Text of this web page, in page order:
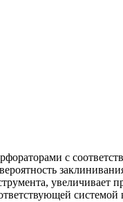
с
увеличивает
системой